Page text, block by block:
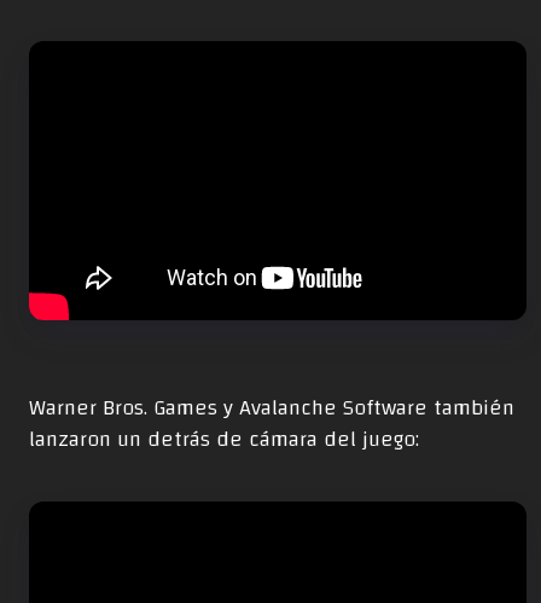
Warner Bros. Games y Avalanche Software también
lanzaron un detrás de cámara del juego: